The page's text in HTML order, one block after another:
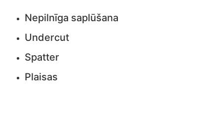
Nepilnīga saplūšana
Undercut
Spatter
Plaisas